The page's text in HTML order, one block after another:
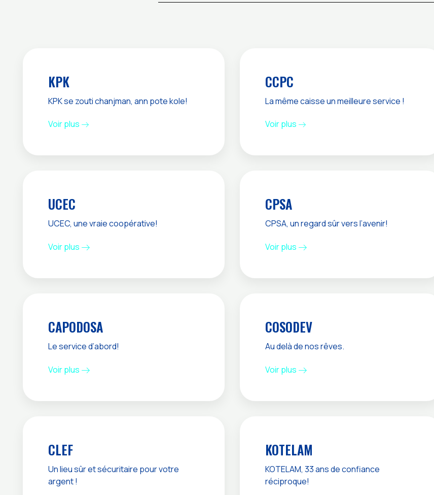
KPK
KPK se zouti chanjman, ann pote kole!
Voir plus
CCPC
La même caisse un meilleure service !
Voir plus
UCEC
UCEC, une vraie coopérative!
Voir plus
CPSA
CPSA, un regard sûr vers l’avenir!
Voir plus
CAPODOSA
Le service d’abord!
Voir plus
COSODEV
Au delà de nos rêves.
Voir plus
CLEF
Un lieu sûr et sécuritaire pour votre
argent !
KOTELAM
KOTELAM, 33 ans de confiance
réciproque!